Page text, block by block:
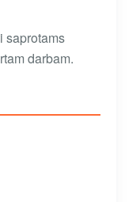
saprotams
darbam.